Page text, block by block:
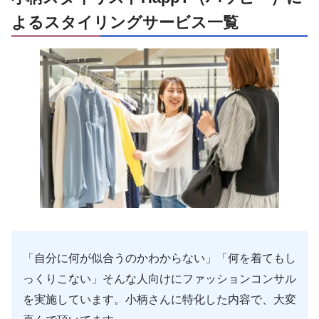
よるスタイリングサービス一覧
「自分に何が似合うのかわからない」「何を着てもし
っくりこない」そんな人向けにファッションコンサル
を実施しています。小柄さんに特化した内容で、大変